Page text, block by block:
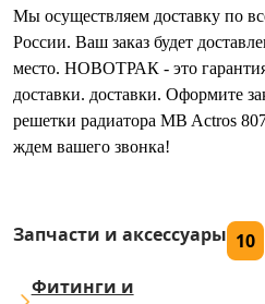
Мы осуществляем доставку по
России. Ваш заказ будет
место. НОВОТРАК - это гарантия
доставки. доставки. Оформите
решетки радиатора MB Actros
ждем вашего звонка!
Запчасти и аксессуары 10
Фитинги и